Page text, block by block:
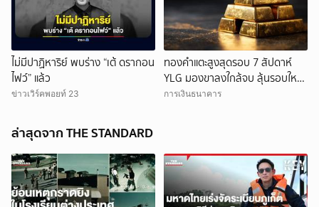
ไม่มีปาฏิหาริย์ พบร่าง “เต้ ดรากอน
ไฟว์” แล้ว
ข่าวเวิร์คพอยท์ 23
ทองคำแตะสูงสุดรอบ 7 สัปดาห์
YLG มองขาลงใกล้จบ ลุ้นรอบใหม่
แตะบาทละ 82,200 บาท
การเงินธนาคาร
ล่าสุดจาก THE STANDARD